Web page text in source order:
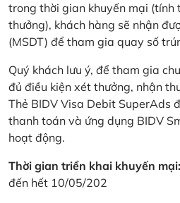
trong thời gian khuyến mại (tính
thưởng), khách hàng sẽ nhận
(MSDT) để tham gia quay số
Quý khách lưu ý, để tham gia
đủ điều kiện xét thưởng, nhận
Thẻ BIDV Visa Debit SuperAds
thanh toán và ứng dụng BIDV
hoạt động.
Thời gian triển khai khuyến mại:
đến hết 10/05/202